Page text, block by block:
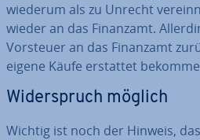
wiederum als zu Unrecht
wieder an das Finanzamt.
Vorsteuer an das Finanzamt
eigene Käufe erstattet
Wi­der­spruch möglich
Wichtig ist noch der Hinweis,